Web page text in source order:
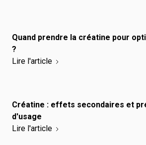
Quand prendre la créatine pour
?
Lire l'article
Créatine : effets secondaires et
d'usage
Lire l'article